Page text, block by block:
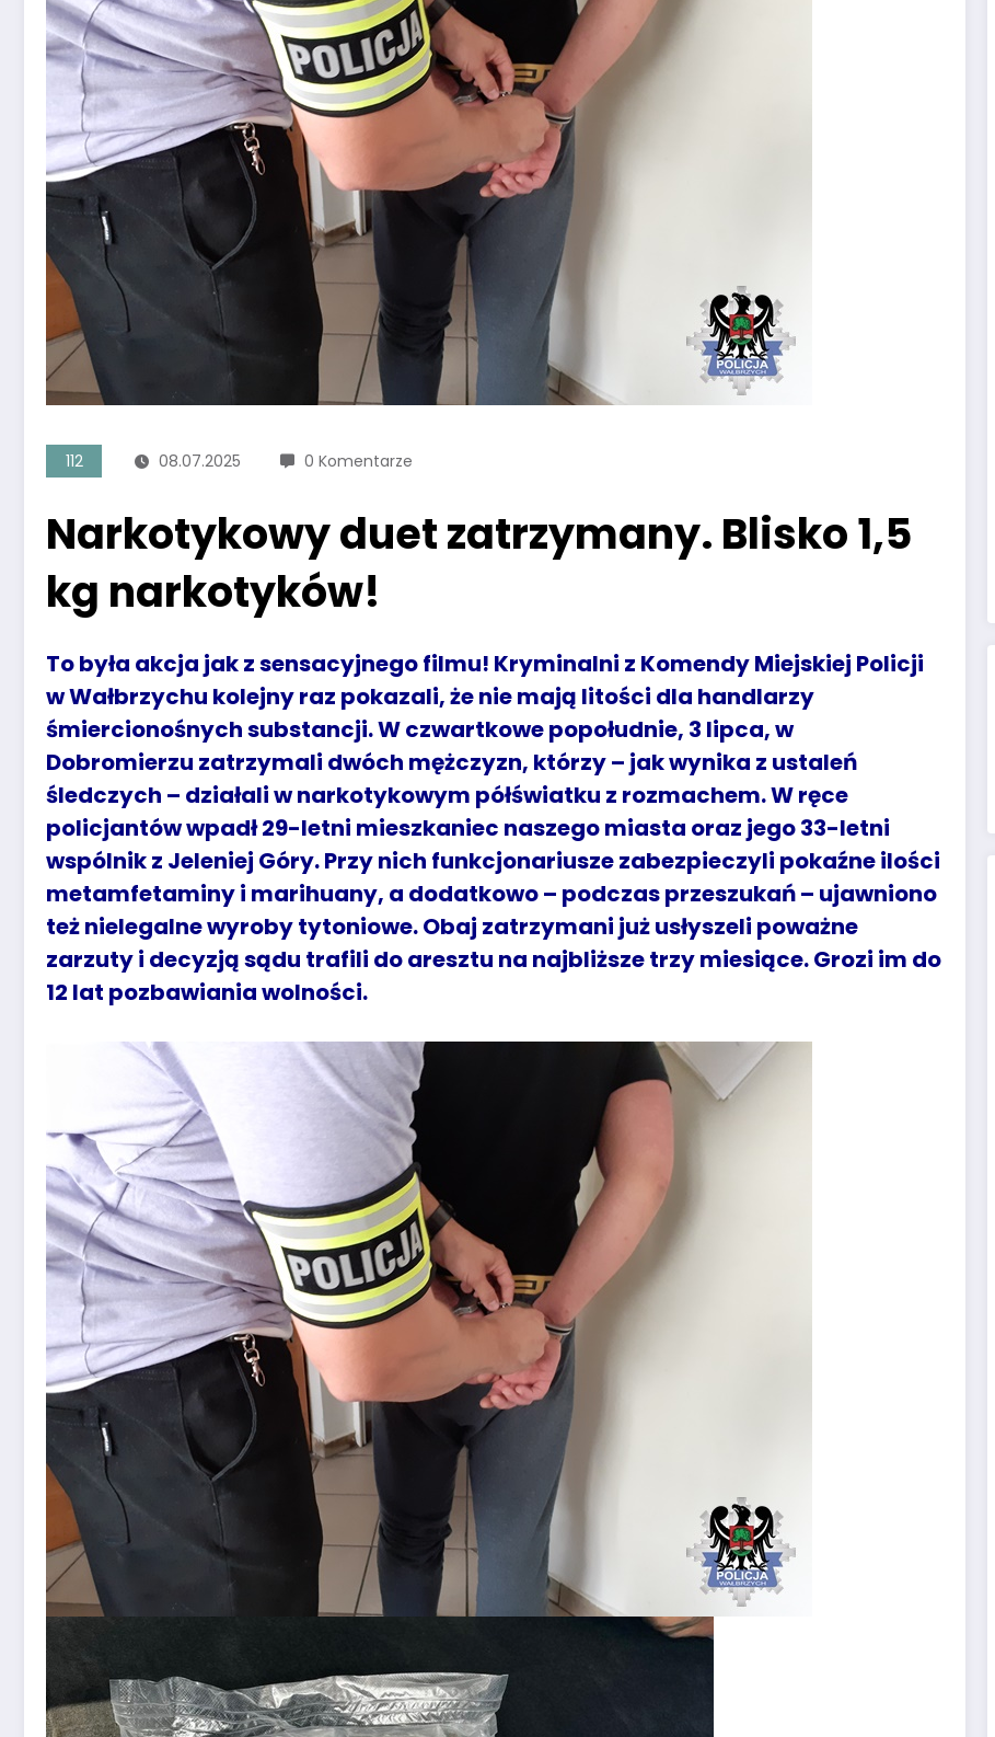
112 08.07.2025 0 Komentarze
Narkotykowy duet zatrzymany. Blisko 1,5
kg narkotyków!
To była akcja jak z sensacyjnego filmu! Kryminalni z Komendy Miejskiej Policji
w Wałbrzychu kolejny raz pokazali, że nie mają litości dla handlarzy
śmiercionośnych substancji. W czwartkowe popołudnie, 3 lipca, w
Dobromierzu zatrzymali dwóch mężczyzn, którzy – jak wynika z ustaleń
śledczych – działali w narkotykowym półświatku z rozmachem. W ręce
policjantów wpadł 29-letni mieszkaniec naszego miasta oraz jego 33-letni
wspólnik z Jeleniej Góry. Przy nich funkcjonariusze zabezpieczyli pokaźne ilości
metamfetaminy i marihuany, a dodatkowo – podczas przeszukań – ujawniono
też nielegalne wyroby tytoniowe. Obaj zatrzymani już usłyszeli poważne
zarzuty i decyzją sądu trafili do aresztu na najbliższe trzy miesiące. Grozi im do
12 lat pozbawiania wolności.